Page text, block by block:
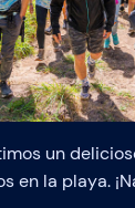
un
en la playa.